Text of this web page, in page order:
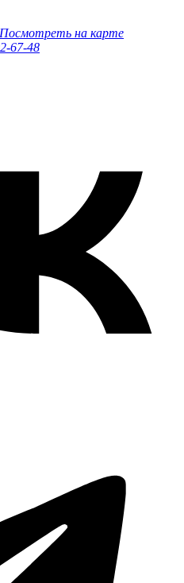
Посмотреть на карте
67-48‬